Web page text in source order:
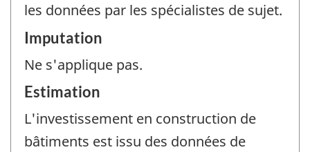
les données par les spécialistes de sujet.
Imputation
Ne s'applique pas.
Estimation
L'investissement en construction de
bâtiments est issu des données de